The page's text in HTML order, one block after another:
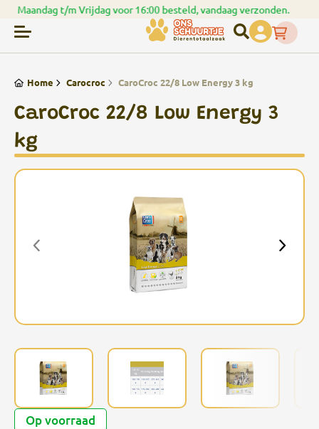
Spaar punten bij uw bestellingen
Home Carocroc CaroCroc 22/8 Low Energy 3 kg
CaroCroc 22/8 Low Energy 3
kg
Op voorraad